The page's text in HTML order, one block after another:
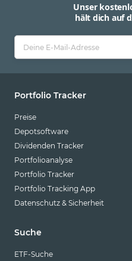
Unser
hält dich auf
Portfolio Tracker
Preise
Depotsoftware
Dividenden Tracker
Portfolioanalyse
Portfolio Tracker
Portfolio Tracking App
Datenschutz & Sicherheit
Suche
ETF-Suche